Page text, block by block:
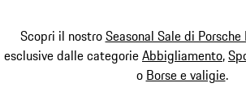
Scopri il nostroSeasonal Sale di Porsche
esclusive dalle categorieAbbigliamento,
o Borse e valigie.